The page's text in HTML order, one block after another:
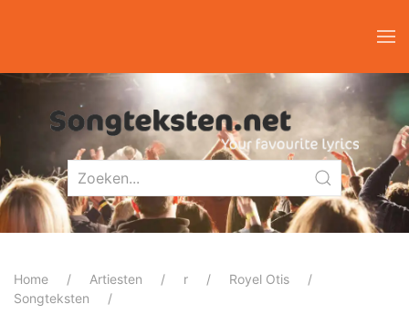
Home Artiesten r
Royel Otis
Songteksten